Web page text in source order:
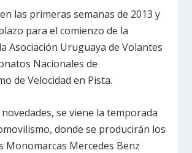
las primeras semanas de 2013 y
para el comienzo de la
Asociación Uruguaya de Volantes
Nacionales de
de Velocidad en Pista.
se viene la temporada
donde se producirán los
Monomarcas Mercedes Benz